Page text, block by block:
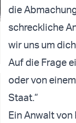
die
schreckliche
wir uns um
Auf die Frage
oder von
Staat.“
Ein Anwalt